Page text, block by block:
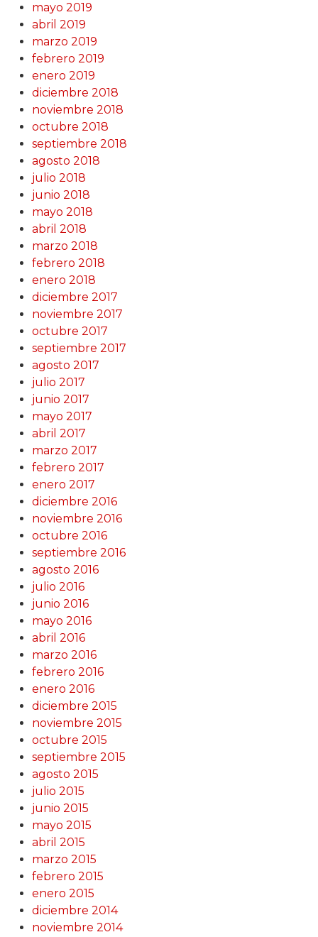
mayo 2019
abril 2019
marzo 2019
febrero 2019
enero 2019
diciembre 2018
noviembre 2018
octubre 2018
septiembre 2018
agosto 2018
julio 2018
junio 2018
mayo 2018
abril 2018
marzo 2018
febrero 2018
enero 2018
diciembre 2017
noviembre 2017
octubre 2017
septiembre 2017
agosto 2017
julio 2017
junio 2017
mayo 2017
abril 2017
marzo 2017
febrero 2017
enero 2017
diciembre 2016
noviembre 2016
octubre 2016
septiembre 2016
agosto 2016
julio 2016
junio 2016
mayo 2016
abril 2016
marzo 2016
febrero 2016
enero 2016
diciembre 2015
noviembre 2015
octubre 2015
septiembre 2015
agosto 2015
julio 2015
junio 2015
mayo 2015
abril 2015
marzo 2015
febrero 2015
enero 2015
diciembre 2014
noviembre 2014